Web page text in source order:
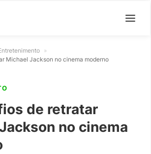
»
Michael Jackson no cinema moderno
de retratar
no cinema